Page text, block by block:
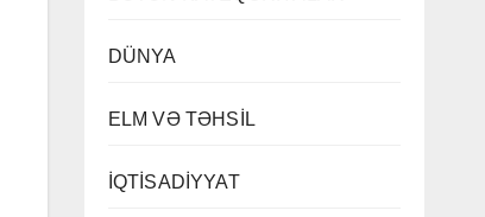
DÜNYA
ELM VƏ TƏHSİL
İQTİSADİYYAT